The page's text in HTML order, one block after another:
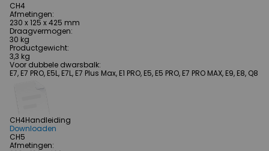
CH4
Afmetingen:
230 x 125 x 425 mm
Draagvermogen:
30 kg
Productgewicht:
3,3 kg
Voor dubbele dwarsbalk:
E7, E7 PRO, E5L, E7L, E7 Plus Max, E1 PRO, E5, E5 PRO, E7 PRO MAX, E9, E8, Q8
CH4Handleiding
Downloaden
CH5
Afmetingen: